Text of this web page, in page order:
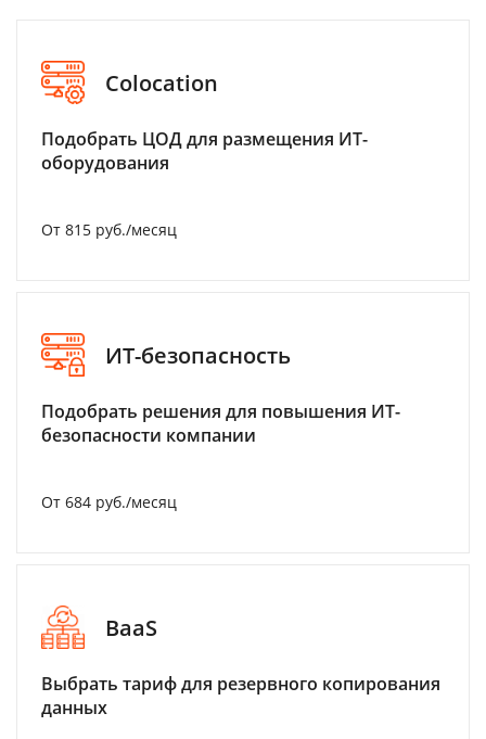
Colocation
Подобрать ЦОД для размещения ИТ-
оборудования
От 815 руб./месяц
ИТ-безопасность
Подобрать решения для повышения ИТ-
безопасности компании
От 684 руб./месяц
BaaS
Выбрать тариф для резервного копирования
данных